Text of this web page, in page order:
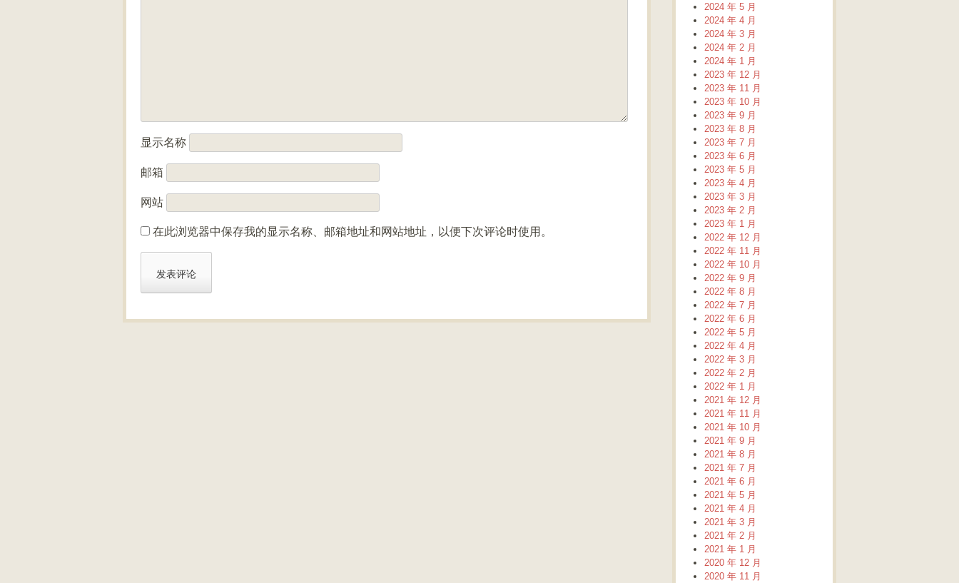
显示名称
邮箱
网站
在此浏览器中保存我的显示名称、邮箱地址和网站地址，以便下次评论时使用。
2024 年 5 月
2024 年 4 月
2024 年 3 月
2024 年 2 月
2024 年 1 月
2023 年 12 月
2023 年 11 月
2023 年 10 月
2023 年 9 月
2023 年 8 月
2023 年 7 月
2023 年 6 月
2023 年 5 月
2023 年 4 月
2023 年 3 月
2023 年 2 月
2023 年 1 月
2022 年 12 月
2022 年 11 月
2022 年 10 月
2022 年 9 月
2022 年 8 月
2022 年 7 月
2022 年 6 月
2022 年 5 月
2022 年 4 月
2022 年 3 月
2022 年 2 月
2022 年 1 月
2021 年 12 月
2021 年 11 月
2021 年 10 月
2021 年 9 月
2021 年 8 月
2021 年 7 月
2021 年 6 月
2021 年 5 月
2021 年 4 月
2021 年 3 月
2021 年 2 月
2021 年 1 月
2020 年 12 月
2020 年 11 月